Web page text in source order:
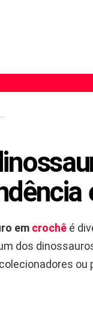
em crochê é
dos